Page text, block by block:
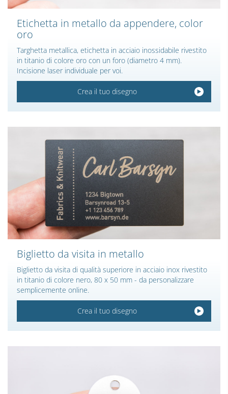
Etichetta in metallo da appendere, color
oro
Targhetta metallica, etichetta in acciaio inossidabile rivestito
in titanio di colore oro con un foro (diametro 4 mm).
Incisione laser individuale per voi.
Crea il tuo disegno
Biglietto da visita in metallo
Biglietto da visita di qualità superiore in acciaio inox rivestito
in titanio di colore nero, 80 x 50 mm - da personalizzare
semplicemente online.
Crea il tuo disegno